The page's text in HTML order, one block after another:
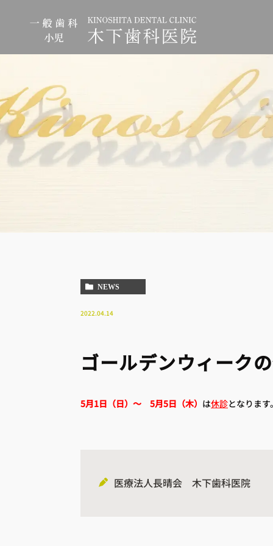
NEWS
2022.04.14
ゴールデンウィーク
5月1日（日）～ 5月5日（木） は休診となります
医療法人長晴会 木下歯科医院